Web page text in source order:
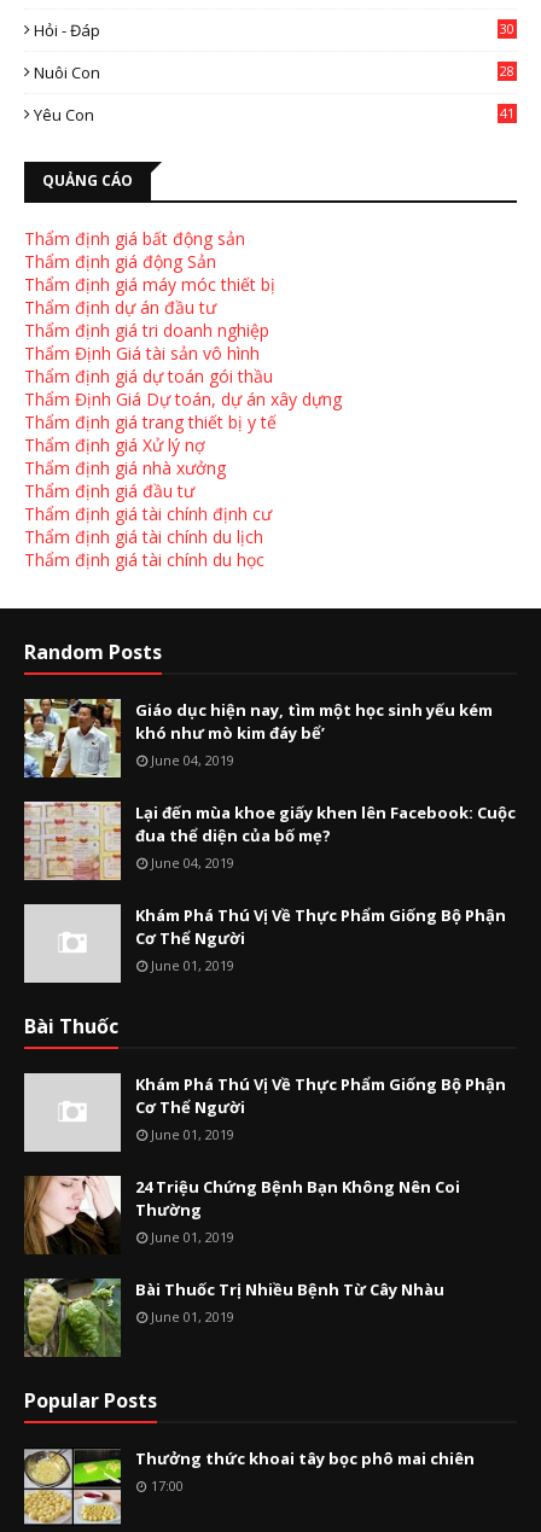
Hỏi - Đáp 30
Nuôi Con
28
Yêu Con
41
QUẢNG CÁO
Thẩm định giá bất động sản
Thẩm định giá động Sản
Thẩm định giá máy móc thiết bị
Thẩm định dự án đầu tư
Thẩm định giá tri doanh nghiệp
Thẩm Định Giá tài sản vô hình
Thẩm định giá dự toán gói thầu
Thẩm Định Giá Dự toán, dự án xây dựng
Thẩm định giá trang thiết bị y tế
Thẩm định giá Xử lý nợ
Thẩm định giá nhà xưởng
Thẩm định giá đầu tư
Thẩm định giá tài chính định cư
Thẩm định giá tài chính du lịch
Thẩm định giá tài chính du học
Random Posts
Giáo dục hiện nay, tìm một học sinh yếu kém
khó như mò kim đáy bể’
June 04, 2019
Lại đến mùa khoe giấy khen lên Facebook: Cuộc
đua thể diện của bố mẹ?
June 04, 2019
Khám Phá Thú Vị Về Thực Phẩm Giống Bộ Phận
Cơ Thể Người
June 01, 2019
Bài Thuốc
Khám Phá Thú Vị Về Thực Phẩm Giống Bộ Phận
Cơ Thể Người
June 01, 2019
24 Triệu Chứng Bệnh Bạn Không Nên Coi
Thường
June 01, 2019
Bài Thuốc Trị Nhiều Bệnh Từ Cây Nhàu
June 01, 2019
Popular Posts
Thưởng thức khoai tây bọc phô mai chiên
17:00